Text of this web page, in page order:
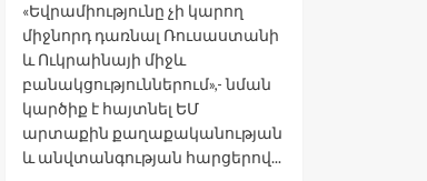
իրականացման
հնարավորությունները
«Եվրամիությունը չի կարող
միջնորդ դառնալ Ռուսաստանի
և Ուկրաինայի միջև
բանակցություններում»,- նման
կարծիք է հայտնել ԵՄ
արտաքին քաղաքականության
և անվտանգության հարցերով...